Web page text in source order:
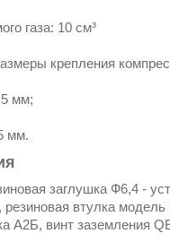
газа: 10 см³
крепления
мм;
мм.
заглушка Ф6,4 -
резиновая втулка
А2Б, винт заземления